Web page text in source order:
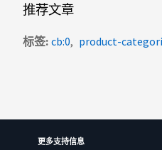
推荐文章
标签 cb:0 product-
更多支持信息